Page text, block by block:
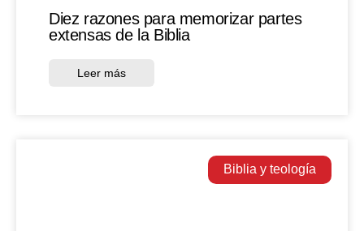
Diez razones para memorizar partes
extensas de la Biblia
Leer más
Biblia y teología